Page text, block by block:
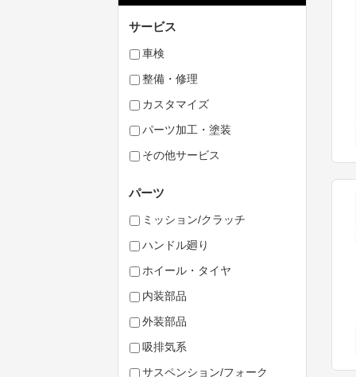
サービス
車検
整備・修理
カスタマイズ
パーツ加工・塗装
その他サービス
パーツ
ミッション/クラッチ
ハンドル廻り
ホイール・タイヤ
内装部品
外装部品
吸排気系
サスペンション/フォーク